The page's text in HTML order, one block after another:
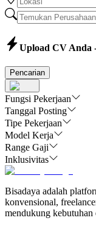
Upload CV Anda
Pencarian
Fungsi Pekerjaan
Tanggal Posting
Tipe Pekerjaan
Model Kerja
Range Gaji
Inklusivitas
Bisadaya adalah
konvensional,
mendukung